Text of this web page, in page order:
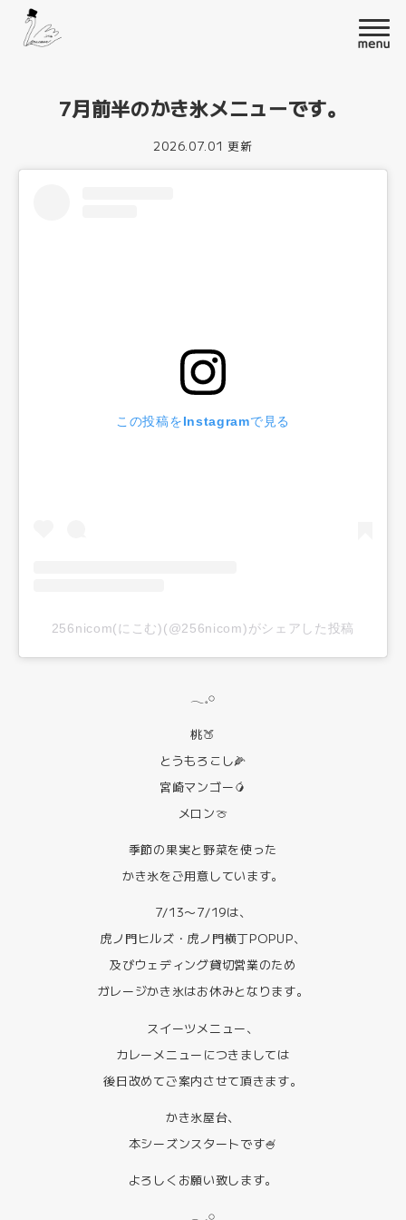
7月前半のかき氷メニューです。
2026.07.01 更新
この投稿をInstagramで見る
256nicom(にこむ)(@256nicom)がシェアした投稿
𓂃𓈒𓏸
桃🍑
とうもろこし🌽
宮崎マンゴー🥭
メロン🍈
季節の果実と野菜を使った
かき氷をご用意しています。
7/13〜7/19は、
虎ノ門ヒルズ・虎ノ門横丁POPUP、
及びウェディング貸切営業のため
ガレージかき氷はお休みとなります。
スイーツメニュー、
カレーメニューにつきましては
後日改めてご案内させて頂きます。
かき氷屋台、
本シーズンスタートです🍧
よろしくお願い致します。
𓂃𓈒𓏸